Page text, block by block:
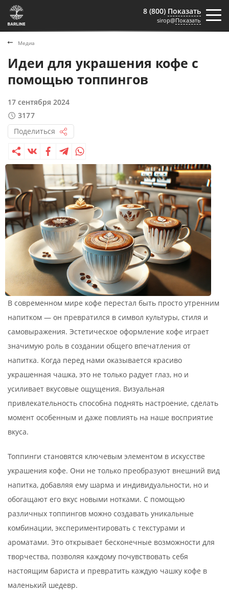
8 (800) Показать
sirop@Показать
Медиа
Идеи для украшения кофе с
помощью топпингов
17 сентября 2024
3177
Поделиться
В современном мире кофе перестал быть просто утренним
напитком — он превратился в символ культуры, стиля и
самовыражения. Эстетическое оформление кофе играет
значимую роль в создании общего впечатления от
напитка. Когда перед нами оказывается красиво
украшенная чашка, это не только радует глаз, но и
усиливает вкусовые ощущения. Визуальная
привлекательность способна поднять настроение, сделать
момент особенным и даже повлиять на наше восприятие
вкуса.
Топпинги становятся ключевым элементом в искусстве
украшения кофе. Они не только преобразуют внешний вид
напитка, добавляя ему шарма и индивидуальности, но и
обогащают его вкус новыми нотками. С помощью
различных топпингов можно создавать уникальные
комбинации, экспериментировать с текстурами и
ароматами. Это открывает бесконечные возможности для
творчества, позволяя каждому почувствовать себя
настоящим бариста и превратить каждую чашку кофе в
маленький шедевр.